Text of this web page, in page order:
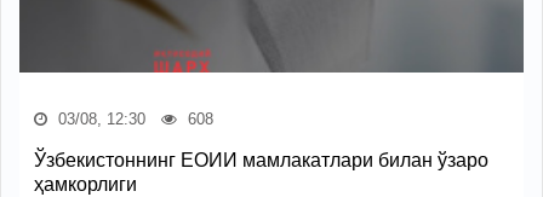
03/08, 12:30 608
Ўзбекистоннинг ЕОИИ мамлакатлари билан ўзаро
ҳамкорлиги